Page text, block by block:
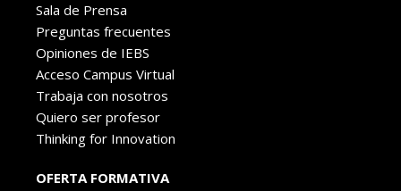
Sala de Prensa
Preguntas frecuentes
Opiniones de IEBS
Acceso Campus Virtual
Trabaja con nosotros
Quiero ser profesor
Thinking for Innovation
OFERTA FORMATIVA